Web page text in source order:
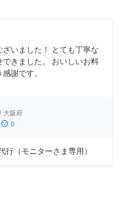
いました！ とても丁寧な
きました。 おいしいお料
謝です。
/ 大阪府
sentiment_dissatisfied 0
行（モニターさま専用）